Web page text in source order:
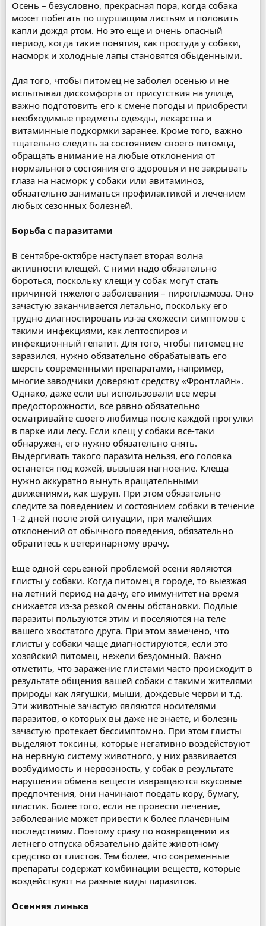
Осень – безусловно, прекрасная пора, когда собака
может побегать по шуршащим листьям и половить
капли дождя ртом. Но это еще и очень опасный
период, когда такие понятия, как простуда у собаки,
насморк и холодные лапы становятся обыденными.
Для того, чтобы питомец не заболел осенью и не
испытывал дискомфорта от присутствия на улице,
важно подготовить его к смене погоды и приобрести
необходимые предметы одежды, лекарства и
витаминные подкормки заранее. Кроме того, важно
тщательно следить за состоянием своего питомца,
обращать внимание на любые отклонения от
нормального состояния его здоровья и не закрывать
глаза на насморк у собаки или авитаминоз,
обязательно заниматься профилактикой и лечением
любых сезонных болезней.
Борьба с паразитами
В сентябре-октябре наступает вторая волна
активности клещей. С ними надо обязательно
бороться, поскольку клещи у собак могут стать
причиной тяжелого заболевания – пироплазмоза. Оно
зачастую заканчивается летально, поскольку его
трудно диагностировать из-за схожести симптомов с
такими инфекциями, как лептоспироз и
инфекционный гепатит. Для того, чтобы питомец не
заразился, нужно обязательно обрабатывать его
шерсть современными препаратами, например,
многие заводчики доверяют средству «Фронтлайн».
Однако, даже если вы использовали все меры
предосторожности, все равно обязательно
осматривайте своего любимца после каждой прогулки
в парке или лесу. Если клещ у собаки все-таки
обнаружен, его нужно обязательно снять.
Выдергивать такого паразита нельзя, его головка
останется под кожей, вызывая нагноение. Клеща
нужно аккуратно вынуть вращательными
движениями, как шуруп. При этом обязательно
следите за поведением и состоянием собаки в течение
1-2 дней после этой ситуации, при малейших
отклонений от обычного поведения, обязательно
обратитесь к ветеринарному врачу.
Еще одной серьезной проблемой осени являются
глисты у собаки. Когда питомец в городе, то выезжая
на летний период на дачу, его иммунитет на время
снижается из-за резкой смены обстановки. Подлые
паразиты пользуются этим и поселяются на теле
вашего хвостатого друга. При этом замечено, что
глисты у собаки чаще диагностируются, если это
хозяйский питомец, нежели бездомный. Важно
отметить, что заражение глистами часто происходит в
результате общения вашей собаки с такими жителями
природы как лягушки, мыши, дождевые черви и т.д.
Эти животные зачастую являются носителями
паразитов, о которых вы даже не знаете, и болезнь
зачастую протекает бессимптомно. При этом глисты
выделяют токсины, которые негативно воздействуют
на нервную систему животного, у них развивается
возбудимость и нервозность, у собак в результате
нарушения обмена веществ извращаются вкусовые
предпочтения, они начинают поедать кору, бумагу,
пластик. Более того, если не провести лечение,
заболевание может привести к более плачевным
последствиям. Поэтому сразу по возвращении из
летнего отпуска обязательно дайте животному
средство от глистов. Тем более, что современные
препараты содержат комбинации веществ, которые
воздействуют на разные виды паразитов.
Осенняя линька